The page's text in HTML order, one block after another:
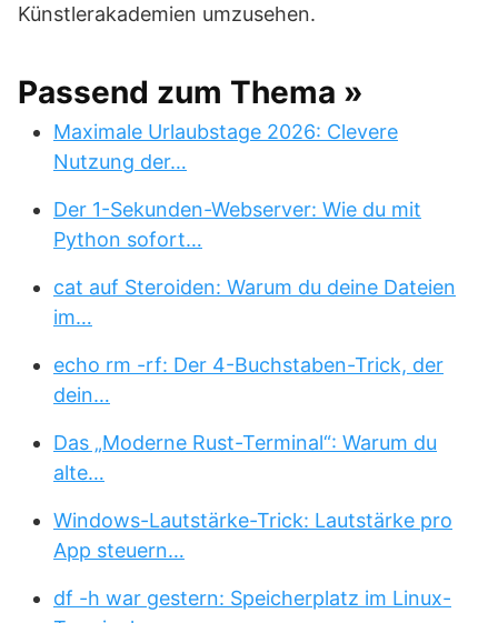
Künstlerakademien umzusehen.
Passend zum Thema »
Maximale Urlaubstage 2026: Clevere
Nutzung der…
Der 1-Sekunden-Webserver: Wie du mit
Python sofort…
cat auf Steroiden: Warum du deine Dateien
im…
echo rm -rf: Der 4-Buchstaben-Trick, der
dein…
Das „Moderne Rust-Terminal“: Warum du
alte…
Windows-Lautstärke-Trick: Lautstärke pro
App steuern…
df -h war gestern: Speicherplatz im Linux-